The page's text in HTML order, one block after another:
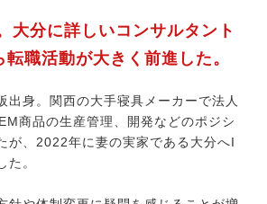
転職をお考えの方
転職をお考えの方
大分に詳しいコンサルタント
転職活動が大きく前進した。
出身。関西の大手寝具メーカーで法人
商品の生産管理、開発などのポジシ
が、2022年に妻の実家である大分へI
た。